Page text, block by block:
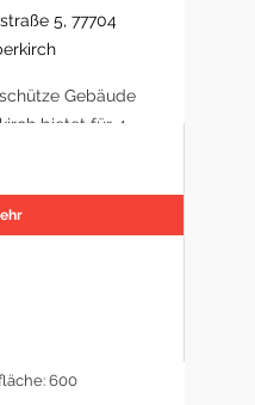
5, 77704
Gebäude
bietet für 4
600